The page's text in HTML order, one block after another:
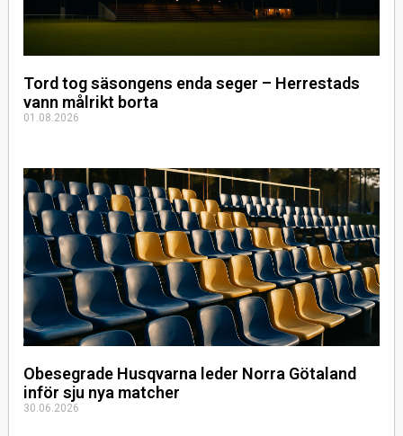
Tord tog säsongens enda seger – Herrestads
vann målrikt borta
01.08.2026
Obesegrade Husqvarna leder Norra Götaland
inför sju nya matcher
30.06.2026